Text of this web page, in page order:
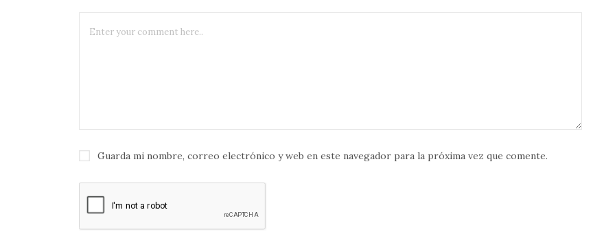
Guarda mi nombre, correo electrónico y web en este navegador para la próxima vez que comente.